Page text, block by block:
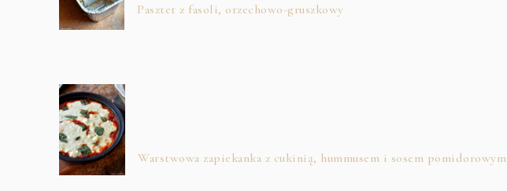
Pasztet z fasoli, orzechowo-gruszkowy
Warstwowa zapiekanka z cukinią, hummusem i sosem pomidorowym